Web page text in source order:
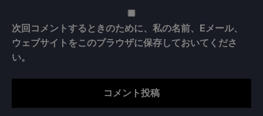
次回コメントするときのために、私の名前、Eメール、
ウェブサイトをこのブラウザに保存しておいてくださ
い。